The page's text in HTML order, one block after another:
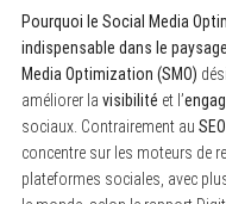
Pourquoi le Social Media
indispensable dans le
Media Optimization (SMO)
améliorer la visibilité et l’
sociaux. Contrairement au SEO
concentre sur les moteurs de
plateformes sociales, avec